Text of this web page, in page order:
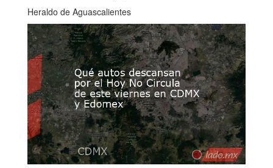
Heraldo de Aguascalientes